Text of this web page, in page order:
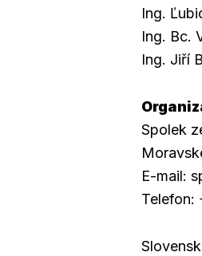
Ing.
Ing. Bc.
Ing. Jiří
Spolek
E-mail:
Telefon: